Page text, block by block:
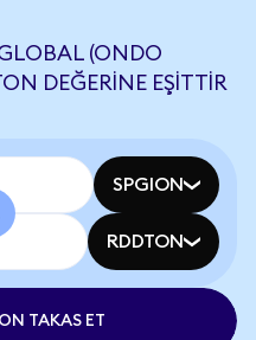
(ONDO
DEĞERINE EŞITTIR
SPGION
RDDTON
TAKAS ET